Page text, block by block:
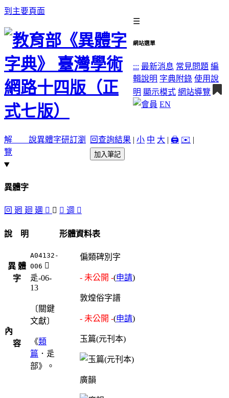
到主要頁面
☰
網站選單
::: 最新消息 常見問題 編
輯說明 字典附錄 使用說
明 顯示模式 網站導覽
EN
解 說異體字研訂瀏
覽
回查詢結果 |小 中 大 |🖨️ ✉️ |
加入筆記
異體字
回 𢌞 廻 廽 󵾃 󵾁 󵾀 逥 󵾂
說 明
異 體
字
A04132-
006 󵾁
辵-06-
13
內
容
〔關鍵
文獻〕
《類
篇 ．辵
部》。
形體資料表
偏類碑別字
- 未公開 -(申請)
敦煌俗字譜
- 未公開 -(申請)
玉篇(元刊本)
廣韻